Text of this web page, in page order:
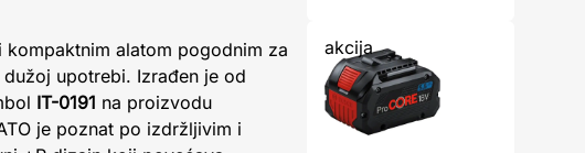
kompaktnim alatom pogodnim za
upotrebi. Izrađen je od
IT-0191 na proizvodu
je poznat po izdržljivim i
akcija